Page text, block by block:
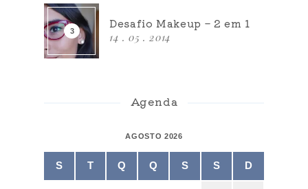
Desafio Makeup – 2 em 1
14 . 05 . 2014
Agenda
AGOSTO 2026
S T Q Q S S D